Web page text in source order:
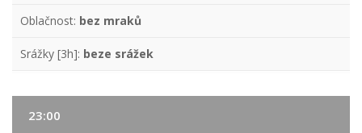
Oblačnost: bez mraků
Srážky [3h]: beze srážek
23:00